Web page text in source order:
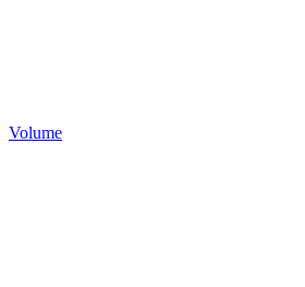
Volume